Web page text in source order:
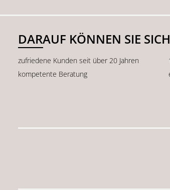
DARAUF KÖNNEN SIE
zufriedene Kunden seit über 20 Jahren
kompetente Beratung